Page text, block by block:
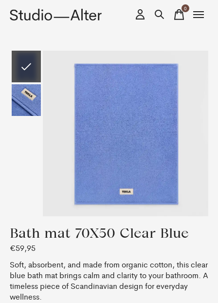
0items
Bath mat 70X50 Clear Blue
€59,95
Soft, absorbent, and made from organic cotton, this clear
blue bath mat brings calm and clarity to your bathroom. A
timeless piece of Scandinavian design for everyday
wellness.